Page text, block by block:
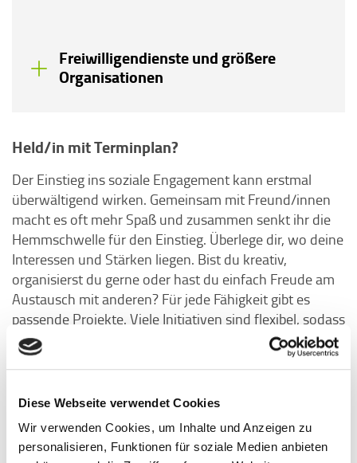
Diese Webseite verwendet Cookies
Wir verwenden Cookies, um Inhalte und Anzeigen zu
personalisieren, Funktionen für soziale Medien anbieten
Freiwilligendienste und größere
Organisationen
Held/in mit Terminplan?
Der Einstieg ins soziale Engagement kann erstmal
überwältigend wirken. Gemeinsam mit Freund/innen
macht es oft mehr Spaß und zusammen senkt ihr die
Hemmschwelle für den Einstieg. Überlege dir, wo deine
Interessen und Stärken liegen. Bist du kreativ,
organisierst du gerne oder hast du einfach Freude am
Austausch mit anderen? Für jede Fähigkeit gibt es
passende Projekte. Viele Initiativen sind flexibel, sodass
du erstmal reinschnuppern kannst, ohne gleich große
Verantwortung zu übernehmen. Auch der Zeitaufwand
können viel bewirken. Wenn du noch nicht weißt, wo
du anfangen möchtest, schau doch mal auf
Ehrenamtsbörsen oder bei Uni-Projekten vorbei. Dort
findest du sicher eine Möglichkeit, die zu dir passt!